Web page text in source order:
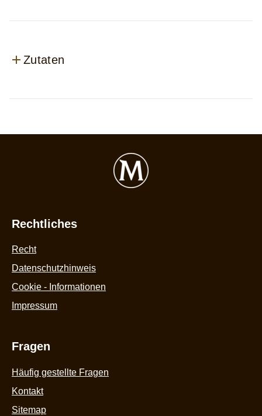
Zutaten
Rechtliches
Recht
Datenschutzhinweis
Cookie - Informationen
Impressum
Fragen
Häufig gestellte Fragen
Kontakt
Sitemap